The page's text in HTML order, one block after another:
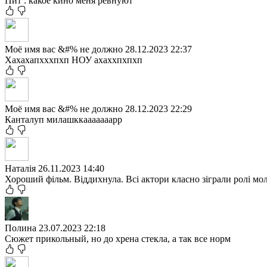
Моё имя вас &#% не должно 28.12.2023 22:37
Хахахапхххпхп НОУ ахаххпхпхп
Моё имя вас &#% не должно 28.12.2023 22:29
Канталуп милашккааааааарр
Наталія 26.11.2023 14:40
Хороший фільм. Віддихнула. Всі актори класно зіграли ролі
Полина 23.07.2023 22:18
Сюжет прикольный, но до хрена стекла, а так все норм